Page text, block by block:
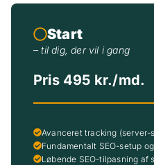
Start
– til dig, der vil i gang
Pris 495 kr./md.
Avanceret tracking (server-
Fundamentalt SEO-setup
Løbende SEO-tilpasning af